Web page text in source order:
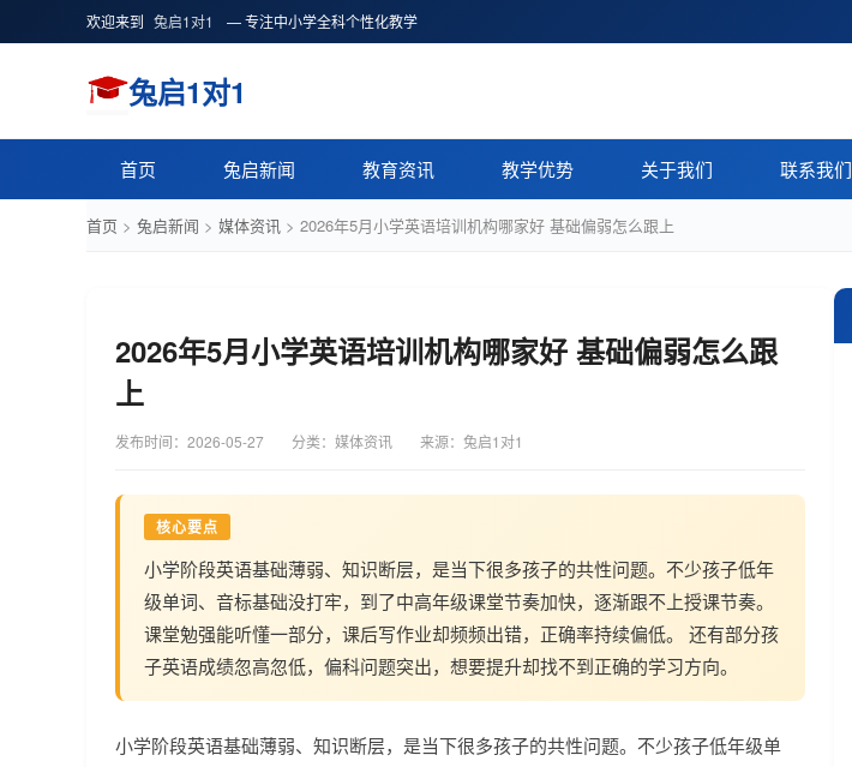
欢迎来到 兔启1对1 — 专注中小学全科个性化教学
兔启1对1
首页 兔启新闻 教育资讯 教学优势 关于我们 联系我们
首页 > 兔启新闻 > 媒体资讯 > 2026年5月小学英语培训机构哪家好 基础偏弱怎么跟上
2026年5月小学英语培训机构哪家好 基础偏弱怎么跟
上
发布时间： 2026-05-27 分类：媒体资讯 来源：兔启1对1
核心要点
小学阶段英语基础薄弱、知识断层，是当下很多孩子的共性问题。不少孩子低年
级单词、音标基础没打牢，到了中高年级课堂节奏加快，逐渐跟不上授课节奏。
课堂勉强能听懂一部分，课后写作业却频频出错，正确率持续偏低。 还有部分孩
子英语成绩忽高忽低，偏科问题突出，想要提升却找不到正确的学习方向。
小学阶段英语基础薄弱、知识断层，是当下很多孩子的共性问题。不少孩子低年级单